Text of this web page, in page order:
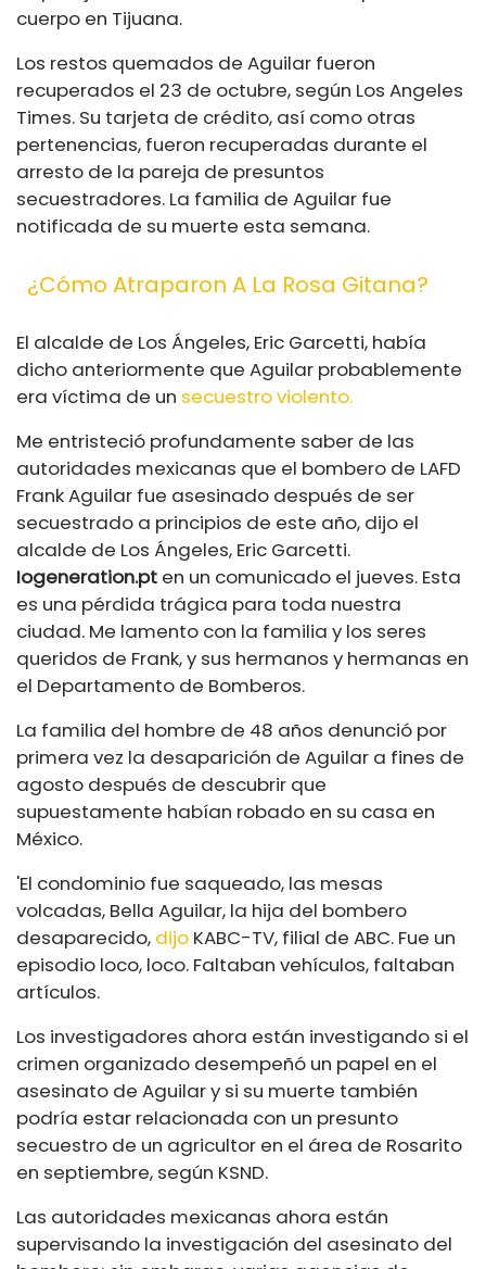
cuerpo en Tijuana.
Los restos quemados de Aguilar fueron
recuperados el 23 de octubre, según Los Angeles
Times. Su tarjeta de crédito, así como otras
pertenencias, fueron recuperadas durante el
arresto de la pareja de presuntos
secuestradores. La familia de Aguilar fue
notificada de su muerte esta semana.
¿Cómo Atraparon A La Rosa Gitana?
El alcalde de Los Ángeles, Eric Garcetti, había
dicho anteriormente que Aguilar probablemente
era víctima de un secuestro violento.
Me entristeció profundamente saber de las
autoridades mexicanas que el bombero de LAFD
Frank Aguilar fue asesinado después de ser
secuestrado a principios de este año, dijo el
alcalde de Los Ángeles, Eric Garcetti.
Iogeneration.pt en un comunicado el jueves. Esta
es una pérdida trágica para toda nuestra
ciudad. Me lamento con la familia y los seres
queridos de Frank, y sus hermanos y hermanas en
el Departamento de Bomberos.
La familia del hombre de 48 años denunció por
primera vez la desaparición de Aguilar a fines de
agosto después de descubrir que
supuestamente habían robado en su casa en
México.
'El condominio fue saqueado, las mesas
volcadas, Bella Aguilar, la hija del bombero
desaparecido, dijo KABC-TV, filial de ABC. Fue un
episodio loco, loco. Faltaban vehículos, faltaban
artículos.
Los investigadores ahora están investigando si el
crimen organizado desempeñó un papel en el
asesinato de Aguilar y si su muerte también
podría estar relacionada con un presunto
secuestro de un agricultor en el área de Rosarito
en septiembre, según KSND.
Las autoridades mexicanas ahora están
supervisando la investigación del asesinato del